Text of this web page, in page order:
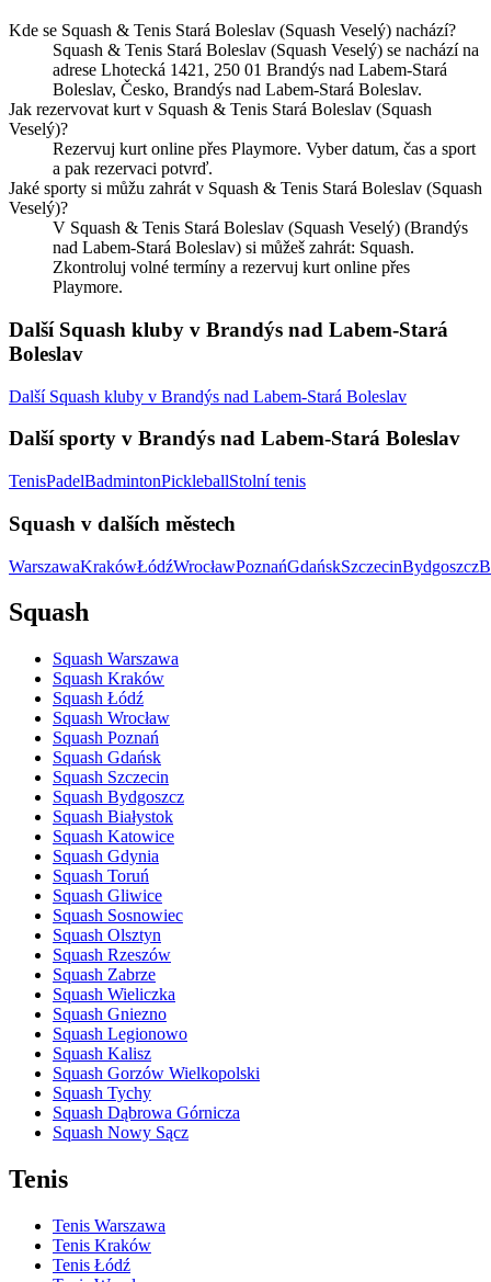
Kde se Squash & Tenis Stará Boleslav (Squash Veselý) nachází?
Squash & Tenis Stará Boleslav (Squash Veselý) se nachází na
adrese Lhotecká 1421, 250 01 Brandýs nad Labem-Stará
Boleslav, Česko, Brandýs nad Labem-Stará Boleslav.
Jak rezervovat kurt v Squash & Tenis Stará Boleslav (Squash
Veselý)?
Rezervuj kurt online přes Playmore. Vyber datum, čas a sport
a pak rezervaci potvrď.
Jaké sporty si můžu zahrát v Squash & Tenis Stará Boleslav (Squash
Veselý)?
V Squash & Tenis Stará Boleslav (Squash Veselý) (Brandýs
nad Labem-Stará Boleslav) si můžeš zahrát: Squash.
Zkontroluj volné termíny a rezervuj kurt online přes
Playmore.
Další Squash kluby v Brandýs nad Labem-Stará
Boleslav
Další Squash kluby v Brandýs nad Labem-Stará Boleslav
Další sporty v Brandýs nad Labem-Stará Boleslav
TenisPadelBadmintonPickleballStolní tenis
Squash v dalších městech
WarszawaKrakówŁódźWrocławPoznańGdańskSzczecinBydgoszcz
Squash
Squash Warszawa
Squash Kraków
Squash Łódź
Squash Wrocław
Squash Poznań
Squash Gdańsk
Squash Szczecin
Squash Bydgoszcz
Squash Białystok
Squash Katowice
Squash Gdynia
Squash Toruń
Squash Gliwice
Squash Sosnowiec
Squash Olsztyn
Squash Rzeszów
Squash Zabrze
Squash Wieliczka
Squash Gniezno
Squash Legionowo
Squash Kalisz
Squash Gorzów Wielkopolski
Squash Tychy
Squash Dąbrowa Górnicza
Squash Nowy Sącz
Tenis
Tenis Warszawa
Tenis Kraków
Tenis Łódź